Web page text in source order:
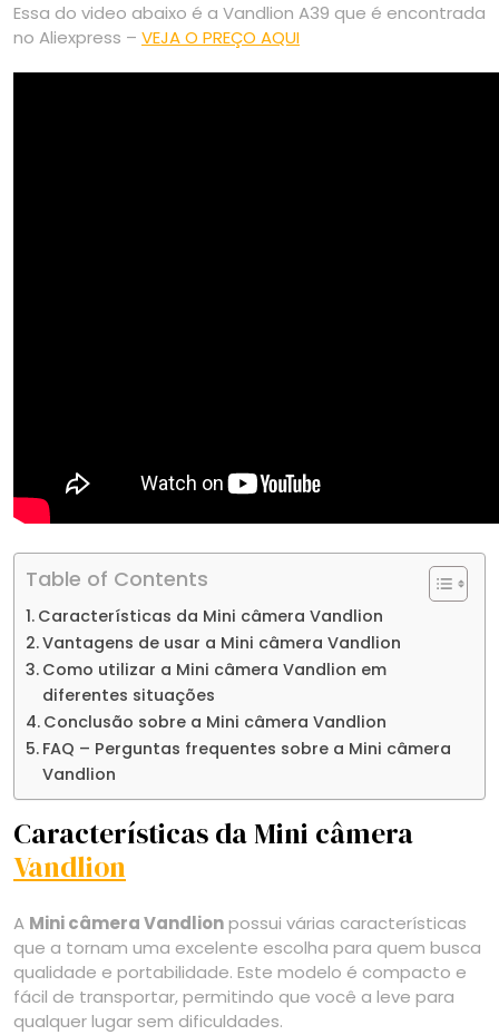
Essa do video abaixo é a Vandlion A39 que é encontrada
no Aliexpress – VEJA O PREÇO AQUI
Table of Contents
Características da Mini câmera Vandlion
Vantagens de usar a Mini câmera Vandlion
Como utilizar a Mini câmera Vandlion em
diferentes situações
Conclusão sobre a Mini câmera Vandlion
FAQ – Perguntas frequentes sobre a Mini câmera
Vandlion
Características da Mini câmera
Vandlion
A Mini câmera Vandlionpossui várias características
que a tornam uma excelente escolha para quem busca
qualidade e portabilidade. Este modelo é compacto e
fácil de transportar, permitindo que você a leve para
qualquer lugar sem dificuldades.